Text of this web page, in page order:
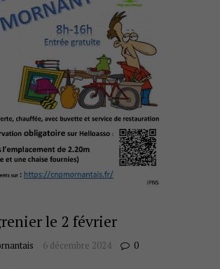
le 2 février
6 décembre 2024 0